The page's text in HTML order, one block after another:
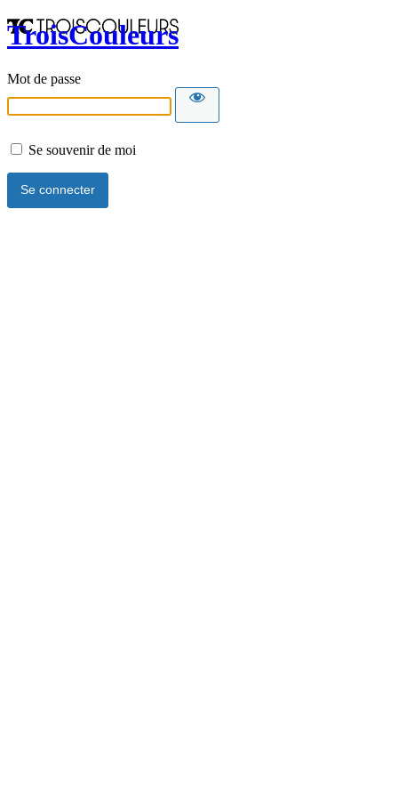
TroisCouleurs
Mot de passe
Se souvenir de moi